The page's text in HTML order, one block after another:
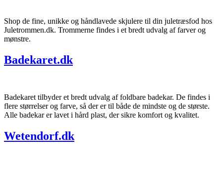
Shop de fine, unikke og håndlavede skjulere til din juletræsfod hos
Juletrommen.dk. Trommerne findes i et bredt udvalg af farver og
mønstre.
Badekaret.dk
Badekaret tilbyder et bredt udvalg af foldbare badekar. De findes i
flere størrelser og farve, så der er til både de mindste og de største.
Alle badekar er lavet i hård plast, der sikre komfort og kvalitet.
Wetendorf.dk